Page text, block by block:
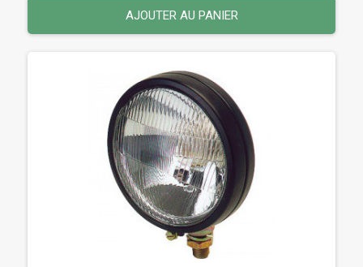
AJOUTER AU PANIER